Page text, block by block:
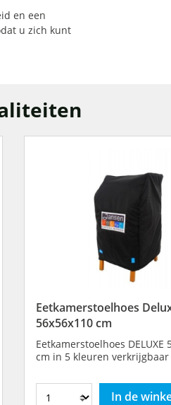
en een
u zich kunt
Eetkamerstoelhoes
56x56x110 cm
Eetkamerstoelhoes DELUXE 56x56x110
cm in 5 kleuren verkrijgbaar
In de